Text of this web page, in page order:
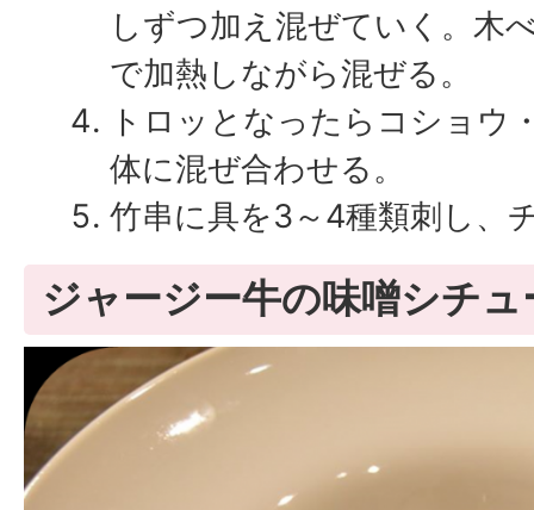
しずつ加え混ぜていく。木
で加熱しながら混ぜる。
トロッとなったらコショウ
体に混ぜ合わせる。
竹串に具を3～4種類刺し、
ジャージー牛の味噌シチ